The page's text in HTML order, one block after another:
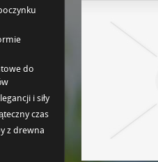
do
i siły
czas
z drewna